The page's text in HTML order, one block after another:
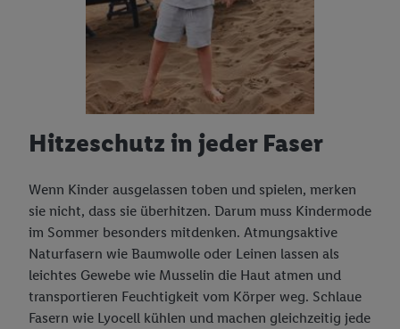
Hitzeschutz in jeder Faser
Wenn Kinder ausgelassen toben und spielen, merken
sie nicht, dass sie überhitzen. Darum muss Kindermode
im Sommer besonders mitdenken. Atmungsaktive
Naturfasern wie Baumwolle oder Leinen lassen als
leichtes Gewebe wie Musselin die Haut atmen und
transportieren Feuchtigkeit vom Körper weg. Schlaue
Fasern wie Lyocell kühlen und machen gleichzeitig jede